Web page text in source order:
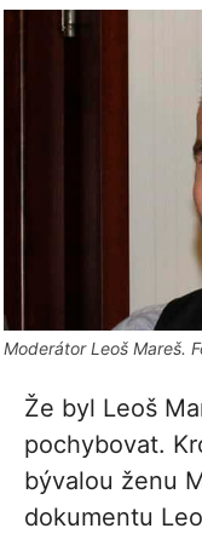
Moderátor Leoš Mareš.
Že byl Leoš
pochybovat.
bývalou ženu
dokumentu